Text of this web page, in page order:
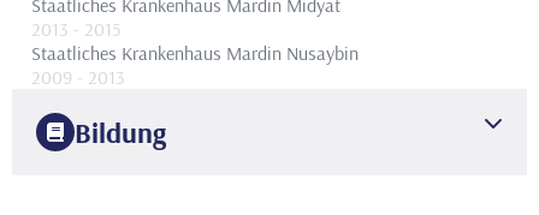
2013 - 2015
Staatliches Krankenhaus Mardin Nusaybin
2009 - 2013
Universität
2007- 2007
Bildung